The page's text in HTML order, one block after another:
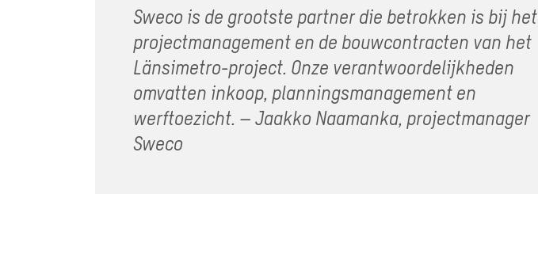
Sweco is de grootste partner die betrokken is bij het
projectmanagement en de bouwcontracten van het
Länsimetro-project. Onze verantwoordelijkheden
omvatten inkoop, planningsmanagement en
werftoezicht. – Jaakko Naamanka, projectmanager
Sweco